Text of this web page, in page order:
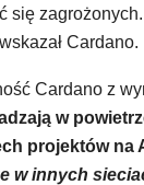
się
Cardano.
Cardano z
w
projektów na
w innych